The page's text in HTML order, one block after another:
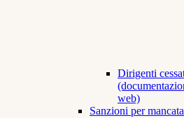
Dirigenti
web)
Sanzioni per